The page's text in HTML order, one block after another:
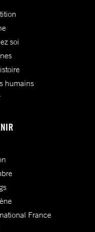
soi
humains
France